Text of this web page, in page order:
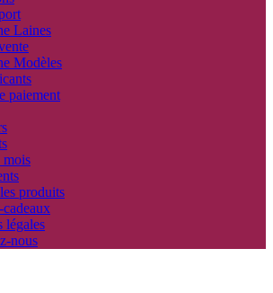
Laines
Modèles
paiement
mois
produits
cadeaux
légales
nous